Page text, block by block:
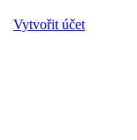
Vytvořit účet